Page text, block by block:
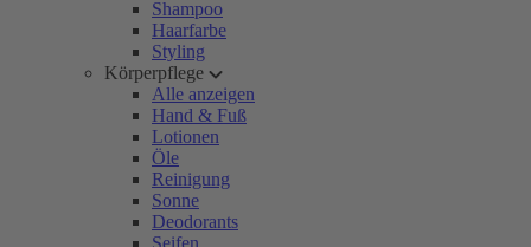
Shampoo
Haarfarbe
Styling
Körperpflege
Alle anzeigen
Hand & Fuß
Lotionen
Öle
Reinigung
Sonne
Deodorants
Seifen